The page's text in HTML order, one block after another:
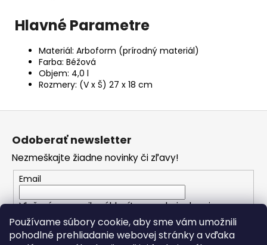
Používame súbory cookie, aby sme vám umožnili
pohodlné prehliadanie webovej stránky a vďaka
Hlavné Parametre
Materiál: Arboform (prírodný materiál)
Farba: Béžová
Objem: 4,0 l
Rozmery: (V x Š) 27 x 18 cm
Z
e
Odoberať newsletter
Nezmeškajte žiadne novinky či zľavy!
Email
Vložením e-mailu súhlasíte spodmienkami
ochrany osobných údajov